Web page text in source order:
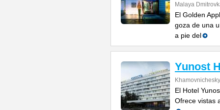
Malaya
El Golden
goza de una
a pie del
Yunost
El Hotel
Ofrece vistas